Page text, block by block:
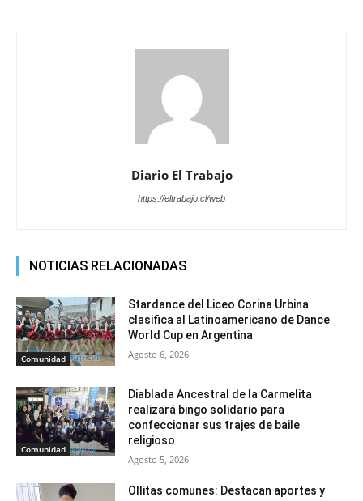
Diario El Trabajo
https://eltrabajo.cl/web
NOTICIAS RELACIONADAS
Comunidad
Stardance del Liceo Corina Urbina
clasifica al Latinoamericano de Dance
World Cup en Argentina
Agosto 6, 2026
Comunidad
Diablada Ancestral de la Carmelita
realizará bingo solidario para
confeccionar sus trajes de baile
religioso
Agosto 5, 2026
Ollitas comunes: Destacan aportes y